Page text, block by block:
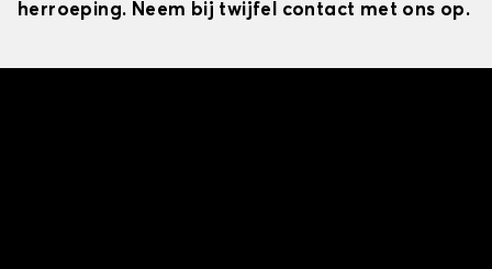
herroeping. Neem bij twijfel contact met ons op.